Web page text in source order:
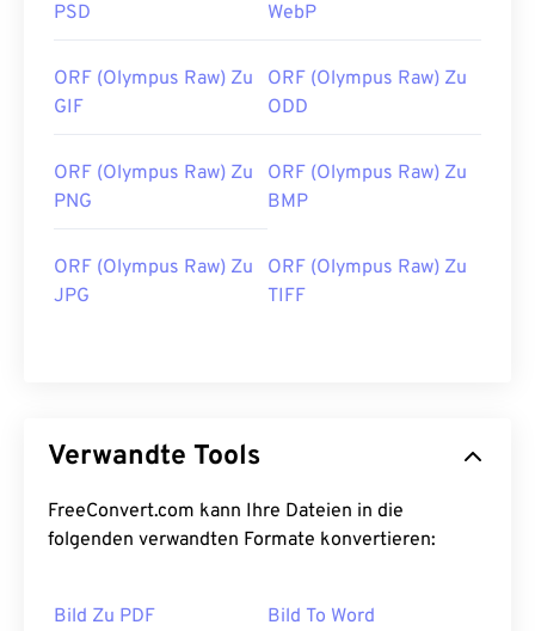
PSD
WebP
ORF (Olympus Raw) Zu
GIF
ORF (Olympus Raw) Zu
ODD
ORF (Olympus Raw) Zu
PNG
ORF (Olympus Raw) Zu
BMP
ORF (Olympus Raw) Zu
JPG
ORF (Olympus Raw) Zu
TIFF
Verwandte Tools
FreeConvert.com kann Ihre Dateien in die
folgenden verwandten Formate konvertieren:
Bild Zu PDF Bild To Word